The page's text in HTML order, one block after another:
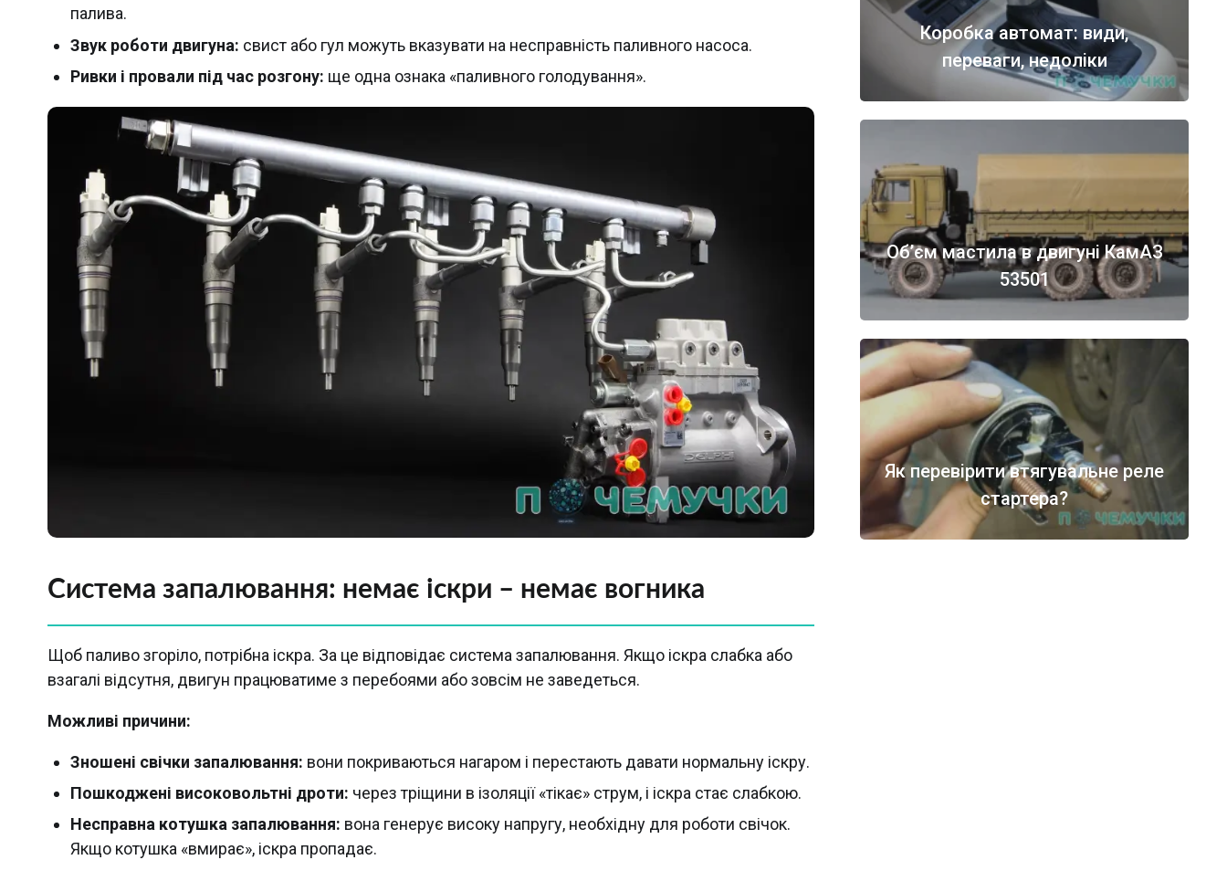
палива.
Звук роботи двигуна: свист або гул можуть вказувати на несправність паливного насоса.
Ривки і провали під час розгону: ще одна ознака «паливного голодування».
Система запалювання: немає іскри – немає вогника
Щоб паливо згоріло, потрібна іскра. За це відповідає система запалювання. Якщо іскра слабка або
взагалі відсутня, двигун працюватиме з перебоями або зовсім не заведеться.
Можливі причини:
Зношені свічки запалювання: вони покриваються нагаром і перестають давати нормальну іскру.
Пошкоджені високовольтні дроти: через тріщини в ізоляції «тікає» струм, і іскра стає слабкою.
Несправна котушка запалювання: вона генерує високу напругу, необхідну для роботи свічок.
Якщо котушка «вмирає», іскра пропадає.
Коробка автомат: види,
переваги, недоліки
Об’єм мастила в двигуні КамАЗ
53501
Як перевірити втягувальне реле
стартера?